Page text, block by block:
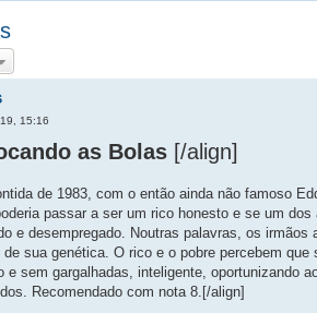
15:16
as Bolas [/align]
de 1983, com o então ainda não famoso
passar a ser um rico honesto e se um
e desempregado. Noutras palavras, os
sua genética. O rico e o pobre percebem
e sem gargalhadas, inteligente, oportunizando
Recomendado com nota 8.[/align]